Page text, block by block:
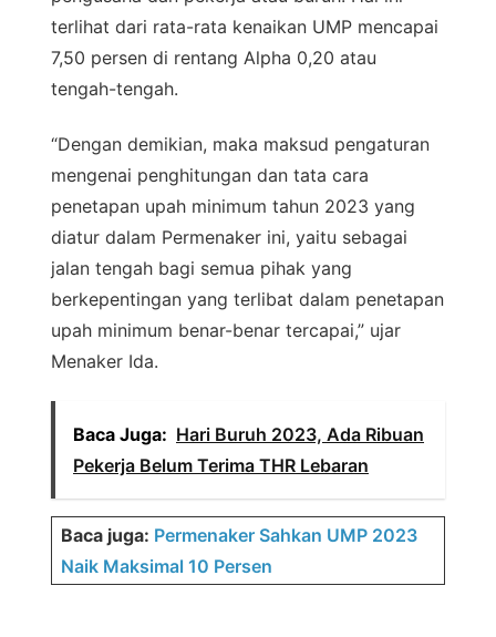
terlihat dari rata-rata kenaikan UMP mencapai
7,50 persen di rentang Alpha 0,20 atau
tengah-tengah.
“Dengan demikian, maka maksud pengaturan
mengenai penghitungan dan tata cara
penetapan upah minimum tahun 2023 yang
diatur dalam Permenaker ini, yaitu sebagai
jalan tengah bagi semua pihak yang
berkepentingan yang terlibat dalam penetapan
upah minimum benar-benar tercapai,” ujar
Menaker Ida.
Baca Juga: Hari Buruh 2023, Ada Ribuan
Pekerja Belum Terima THR Lebaran
Baca juga: Permenaker Sahkan UMP 2023
Naik Maksimal 10 Persen